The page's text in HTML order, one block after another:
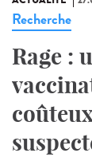
Recherche
Rage :